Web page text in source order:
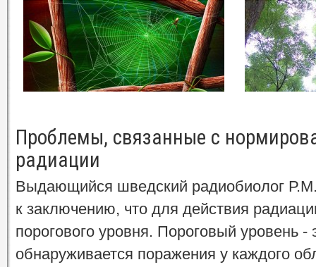
Проблемы, связанные с
радиации
Выдающийся шведский радиобиолог
к заключению, что для действия
порогового уровня. Пороговый уровень -
обнаруживается поражения у каждого